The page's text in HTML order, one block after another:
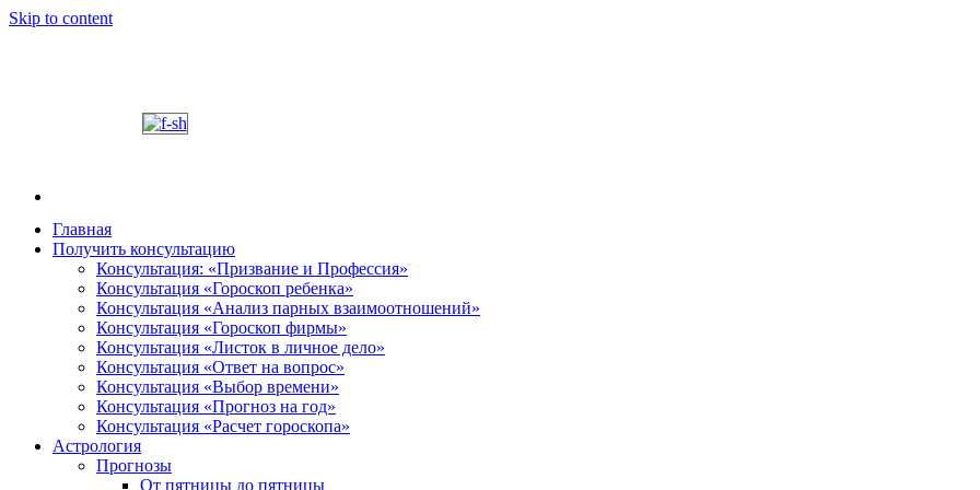
Skip to content
Шабалин Михаил Александрович. Персональный сайт
Председатель Новосибирского астрологического центра "Уран", астропсихолог-консультант,
консультации на основании Вашей натальной карты, расскажет о том, в чем состоит Ваше
том, как с этим связано здоровье. Астропсихолог опишет возможные способы оздоровления
диалога. У Вас будет возможность задавать вопросы по всем интересующим Вас темам. Для того,
и место своего рождения. Знание точного времени своего рождения желательно. Известный
деятель.
Главная
Получить консультацию
Консультация: «Призвание и Профессия»
Консультация «Гороскоп ребенка»
Консультация «Анализ парных взаимоотношений»
Консультация «Гороскоп фирмы»
Консультация «Листок в личное дело»
Консультация «Ответ на вопрос»
Консультация «Выбор времени»
Консультация «Прогноз на год»
Консультация «Расчет гороскопа»
Астрология
Прогнозы
От пятницы до пятницы